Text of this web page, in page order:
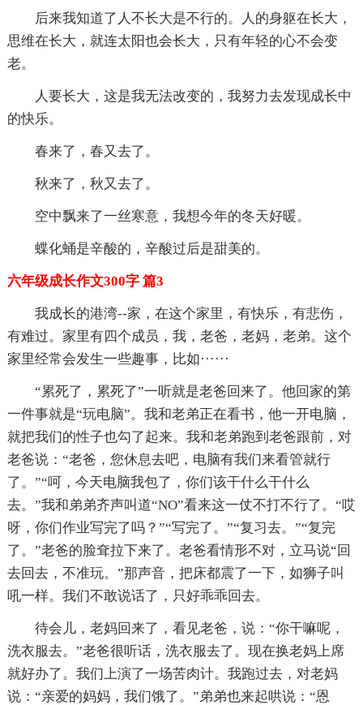
后来我知道了人不长大是不行的。人的身躯在长大，
思维在长大，就连太阳也会长大，只有年轻的心不会变
老。
人要长大，这是我无法改变的，我努力去发现成长中
的快乐。
春来了，春又去了。
秋来了，秋又去了。
空中飘来了一丝寒意，我想今年的冬天好暖。
蝶化蛹是辛酸的，辛酸过后是甜美的。
六年级成长作文300字 篇3
我成长的港湾--家，在这个家里，有快乐，有悲伤，
有难过。家里有四个成员，我，老爸，老妈，老弟。这个
家里经常会发生一些趣事，比如······
“累死了，累死了”一听就是老爸回来了。他回家的第
一件事就是“玩电脑”。我和老弟正在看书，他一开电脑，
就把我们的性子也勾了起来。我和老弟跑到老爸跟前，对
老爸说：“老爸，您休息去吧，电脑有我们来看管就行
了。”“呵，今天电脑我包了，你们该干什么干什么
去。”我和弟弟齐声叫道“NO”看来这一仗不打不行了。“哎
呀，你们作业写完了吗？”“写完了。”“复习去。”“复完
了。”老爸的脸耷拉下来了。老爸看情形不对，立马说“回
去回去，不准玩。”那声音，把床都震了一下，如狮子叫
吼一样。我们不敢说话了，只好乖乖回去。
待会儿，老妈回来了，看见老爸，说：“你干嘛呢，
洗衣服去。”老爸很听话，洗衣服去了。现在换老妈上席
就好办了。我们上演了一场苦肉计。我跑过去，对老妈
说：“亲爱的妈妈，我们饿了。”弟弟也来起哄说：“恩